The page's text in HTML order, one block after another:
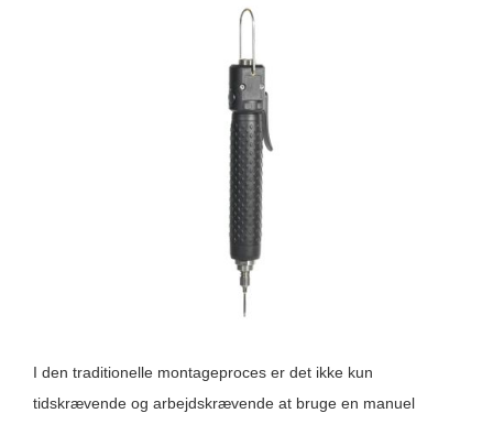
I den traditionelle montageproces er det ikke kun
tidskrævende og arbejdskrævende at bruge en manuel